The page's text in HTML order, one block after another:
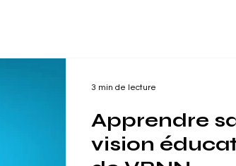
Apprendre
vision
3 min de lecture